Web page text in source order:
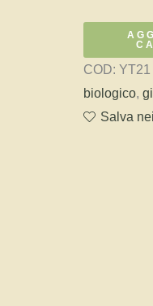
MATCHA
COD: YT21
biologico,
Salva